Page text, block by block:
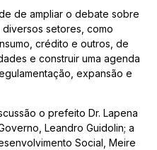
de ampliar o debate sobre
setores, como
crédito e outros, de
e construir uma agenda
expansão e
o prefeito Dr. Lapena
Leandro Guidolin; a
Social, Meire